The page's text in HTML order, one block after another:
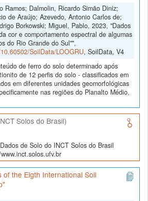
Ramos; Dalmolin, Ricardo Simão Diniz;
de Araújo; Azevedo, Antonio Carlos de;
Borkowski; Miguel, Pablo, 2023, "Dados
cor e comportamento espectral de algumas
do Rio Grande do Sul"",
SoilData/LOOGRU, SoilData, V4
de ferro do solo determinado após
de 12 perfis do solo - classificados em
em diferentes unidades geomorfológicas
nas regiões do Planalto Médio,
Solos do Brasil)
de Solo do INCT Solos do Brasil
of the Eigth International Soil